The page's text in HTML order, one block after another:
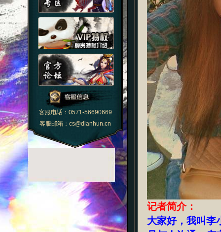
客服电话：0571-56690669
客服邮箱：cs@dianhun.cn
记者简介：
大家好，我叫李